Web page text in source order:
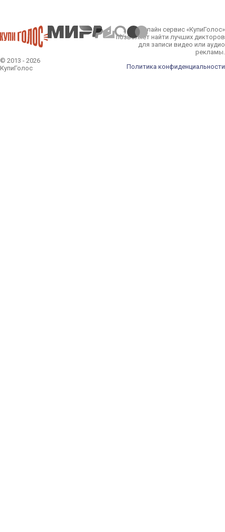
© 2013 - 2026
КупиГолос
Онлайн сервис «КупиГолос»
позволяет найти лучших дикторов
для записи видео или аудио
рекламы.
Политика конфиденциальности